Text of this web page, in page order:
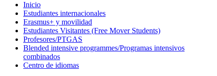
Inicio
Estudiantes internacionales
Erasmus+ y movilidad
Estudiantes Visitantes (Free Mover Students)
Profesores/PTGAS
Blended intensive programmes/Programas intensivos
combinados
Centro de idiomas